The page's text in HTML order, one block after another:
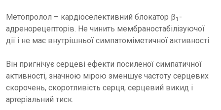
Метопролол – кардіоселективний блокатор β1 -
адренорецепторів. Не чинить мембраностабілізуючої
дії і не має внутрішньої симпатоміметичної активності.
Він пригнічує серцеві ефекти посиленої симпатичної
активності, значною мірою зменшує частоту серцевих
скорочень, скоротливість серця, серцевий викид і
артеріальний тиск.